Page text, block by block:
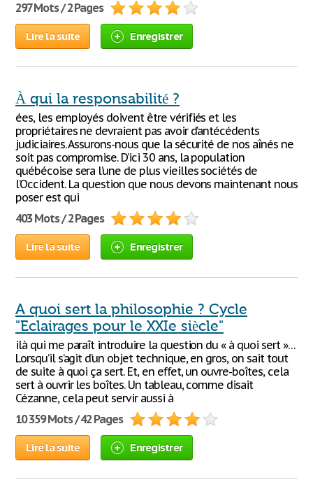
297 Mots / 2 Pages
Lire la suite Enregistrer
À qui la responsabilité ?
ées, les employés doivent être vérifiés et les
propriétaires ne devraient pas avoir d’antécédents
judiciaires. Assurons-nous que la sécurité de nos aînés ne
soit pas compromise. D’ici 30 ans, la population
québécoise sera l’une de plus vieilles sociétés de
l’Occident. La question que nous devons maintenant nous
poser est qui
403 Mots / 2 Pages
Lire la suite Enregistrer
A quoi sert la philosophie ? Cycle
"Eclairages pour le XXIe siècle"
ilà qui me paraît introduire la question du « à quoi sert »…
Lorsqu’il s’agit d’un objet technique, en gros, on sait tout
de suite à quoi ça sert. Et, en eﬀet, un ouvre-boîtes, cela
sert à ouvrir les boîtes. Un tableau, comme disait
Cézanne, cela peut servir aussi à
10 359 Mots / 42 Pages
Lire la suite Enregistrer